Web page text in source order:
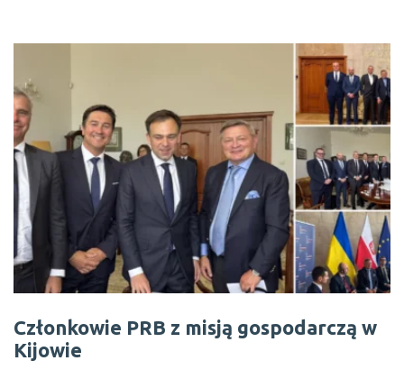
Członkowie PRB z misją gospodarczą w
Kijowie